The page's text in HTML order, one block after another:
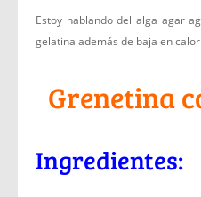
Estoy hablando del alga agar
gelatina además de baja en
Grenetina
Ingredientes: